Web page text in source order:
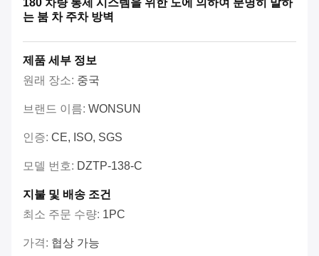
180 차량 통제 시스템을 위한 도에 의하여 분명히 말하
는 붐 차 주차 방벽
제품 세부 정보
원래 장소: 중국
브랜드 이름: WONSUN
인증: CE, ISO, SGS
모델 번호: DZTP-138-C
지불 및 배송 조건
최소 주문 수량: 1PC
가격: 협상 가능